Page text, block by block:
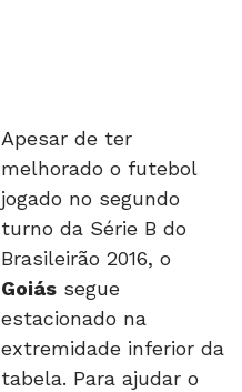
Apesar de ter
melhorado o futebol
jogado no segundo
turno da Série B do
Brasileirão 2016, o
Goiás segue
estacionado na
extremidade inferior da
tabela. Para ajudar o